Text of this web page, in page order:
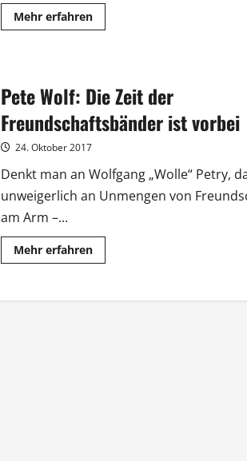
Mehr erfahrenMehr
Informationen
Hümbs
zum
„Pâtissier
des
gekürt
Pete Wolf: Die Zeit der
Freundschaftsbänder ist vorbei
24. Oktober 2017
Denkt man an Wolfgang „Wolle“ Petry,
unweigerlich an Unmengen von
am Arm –...
Mehr erfahrenMehr
Informationen
Die